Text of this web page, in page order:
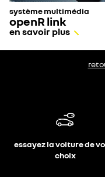
système multimédia
openR link
en savoir plus
essayez la voiture de
choix